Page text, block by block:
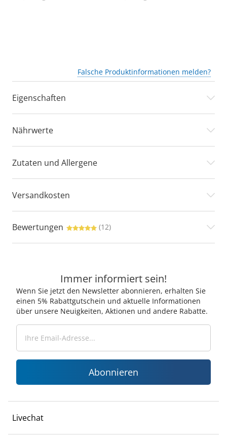
Falsche Produktinformationen melden?
Eigenschaften
Nährwerte
Zutaten und Allergene
Versandkosten
Bewertungen (12)
Immer informiert sein!
Wenn Sie jetzt den Newsletter abonnieren, erhalten Sie
einen 5% Rabattgutschein und aktuelle Informationen
über unsere Neuigkeiten, Aktionen und andere Rabatte.
Abonnieren
Livechat